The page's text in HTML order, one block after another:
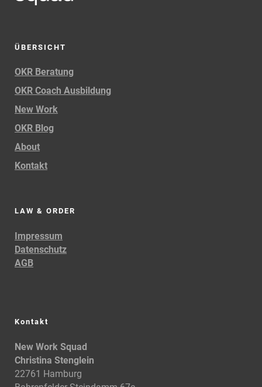
ÜBERSICHT
OKR Beratung
OKR Coach Ausbildung
New Work
OKR Blog
About
Kontakt
LAW & ORDER
Impressum
Datenschutz
AGB
Kontakt
New Work Squad
Christina Stenglein
22761 Hamburg